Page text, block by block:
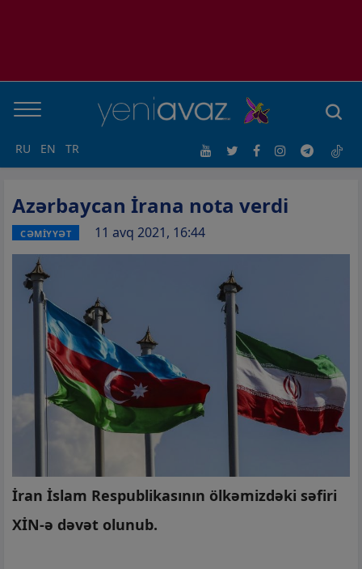
RU EN TR
Azərbaycan İrana nota verdi
CƏMİYYƏT 11 avq 2021, 16:44
İran İslam Respublikasının ölkəmizdəki səfiri
XİN-ə dəvət olunub.